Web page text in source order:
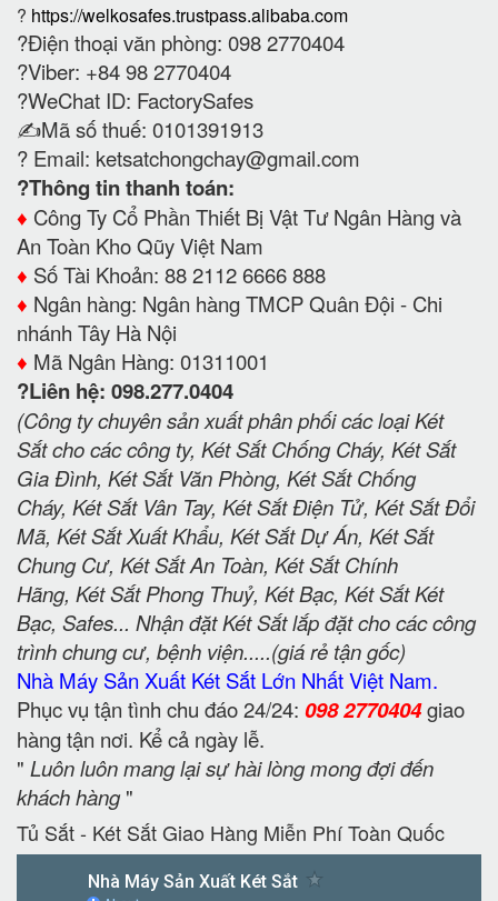
? https://welkosafes.trustpass.alibaba.com
?Điện thoại văn phòng: 098 2770404
?Viber: +84 98 2770404
?WeChat ID: FactorySafes
✍️Mã số thuế: 0101391913
? Email: ketsatchongchay@gmail.com
?Thông tin thanh toán:
♦️ Công Ty Cổ Phần Thiết Bị Vật Tư Ngân Hàng và
An Toàn Kho Qũy Việt Nam
♦️ Số Tài Khoản: 88 2112 6666 888
♦️ Ngân hàng: Ngân hàng TMCP Quân Đội - Chi
nhánh Tây Hà Nội
♦️ Mã Ngân Hàng: 01311001
?Liên hệ: 098.277.0404
(Công ty chuyên sản xuất phân phối các loại Két
Sắt cho các công ty, Két Sắt Chống Cháy, Két Sắt
Gia Đình, Két Sắt Văn Phòng, Két Sắt Chống
Cháy, Két Sắt Vân Tay, Két Sắt Điện Tử, Két Sắt Đổi
Mã, Két Sắt Xuất Khẩu, Két Sắt Dự Án, Két Sắt
Chung Cư, Két Sắt An Toàn, Két Sắt Chính
Hãng, Két Sắt Phong Thuỷ, Két Bạc, Két Sắt Két
Bạc, Safes... Nhận đặt Két Sắt lắp đặt cho các công
trình chung cư, bệnh viện.....(giá rẻ tận gốc)
Nhà Máy Sản Xuất Két Sắt Lớn Nhất Việt Nam.
Phục vụ tận tình chu đáo 24/24: 098 2770404giao
hàng tận nơi. Kể cả ngày lễ.
" Luôn luôn mang lại sự hài lòng mong đợi đến
khách hàng"
Tủ Sắt - Két Sắt Giao Hàng Miễn Phí Toàn Quốc